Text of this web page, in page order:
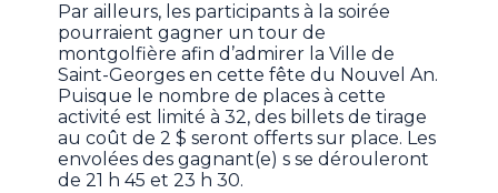
Par ailleurs, les participants à la soirée
pourraient gagner un tour de
montgolfière afin d’admirer la Ville de
Saint-Georges en cette fête du Nouvel An.
Puisque le nombre de places à cette
activité est limité à 32, des billets de tirage
au coût de 2 $ seront offerts sur place. Les
envolées des gagnant(e) s se dérouleront
de 21 h 45 et 23 h 30.